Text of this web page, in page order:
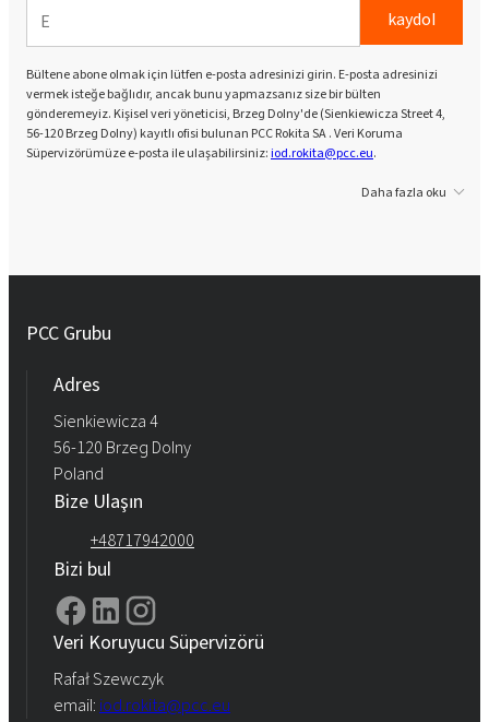
kaydol
Bültene abone olmak için lütfen e-posta adresinizi girin. E-posta adresinizi
vermek isteğe bağlıdır, ancak bunu yapmazsanız size bir bülten
gönderemeyiz. Kişisel veri yöneticisi, Brzeg Dolny'de (Sienkiewicza Street 4,
56-120 Brzeg Dolny) kayıtlı ofisi bulunan PCC Rokita SA . Veri Koruma
Süpervizörümüze e-posta ile ulaşabilirsiniz:iod.rokita@pcc.eu.
Daha fazla oku
PCC Grubu
Adres
Sienkiewicza 4
56-120 Brzeg Dolny
Poland
Bize Ulaşın
+48717942000
Bizi bul
Veri Koruyucu Süpervizörü
Rafał Szewczyk
email: iod.rokita@pcc.eu